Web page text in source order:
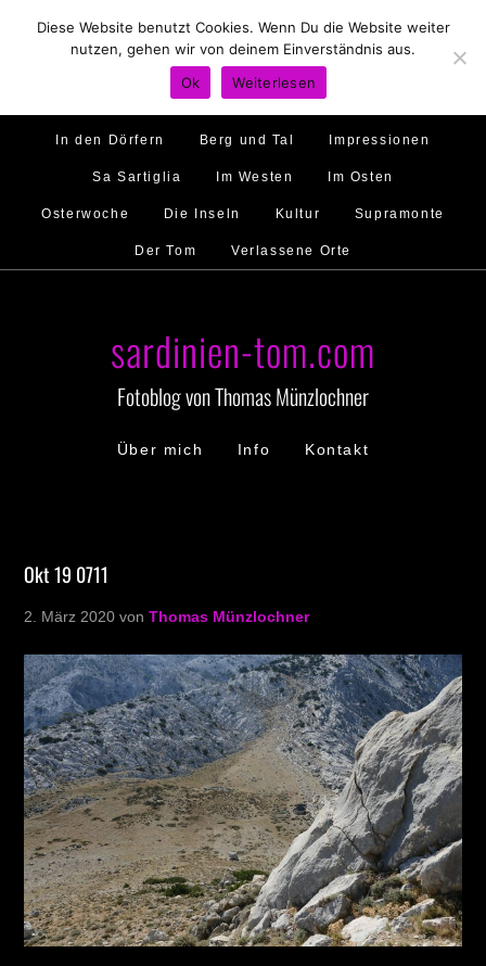
Hirtenland Traumstrände Feste feiern
Golfo di Orosei Im Norden
Murales Ambiente
In den Dörfern Berg und Tal Impressionen
Sa Sartiglia Im Westen Im Osten
Osterwoche Die Inseln Kultur Supramonte
Der Tom Verlassene Orte
sardinien-tom.com
Fotoblog von Thomas Münzlochner
Über mich Info Kontakt
Okt 19 0711
2. März 2020 vonThomas Münzlochner
Diese Website benutzt Cookies. Wenn Du die Website weiter
nutzen, gehen wir von deinem Einverständnis aus.
Ok
Weiterlesen